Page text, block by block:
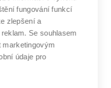
učení
technické
fungování funkcí
zlepšení a
Se souhlasem
marketingovým
údaje pro